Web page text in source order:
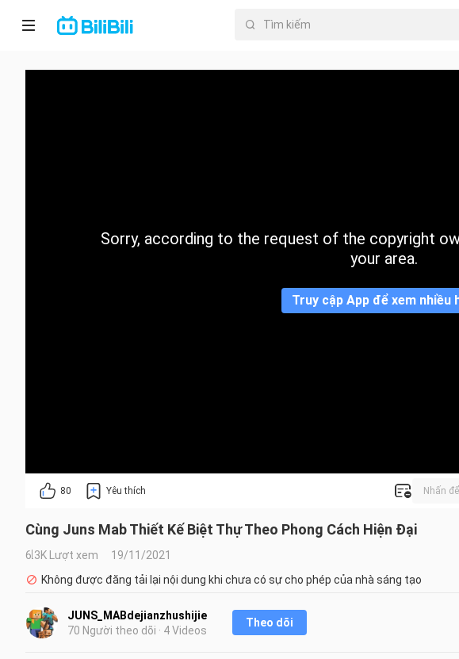
Trang chủ
Sorry, according to the request of the copyright
your area.
Truy cập App để xem nhiều
80 Yêu thích
Cùng Juns Mab Thiết Kế Biệt Thự Theo Phong Cách Hiện Đại
6.3K Lượt xem
19/11/2021
Không được đăng tải lại nội dung khi chưa có sự cho phép của nhà sáng tạo
JUNS_MABdejianzhushijie
70 Người theo dõi · 4 Videos
Theo dõi